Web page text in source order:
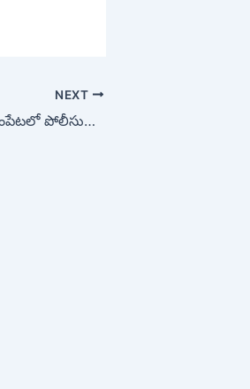
NEXT
అన్నమయ్య జిల్లా: పుల్లంపేటలో పోలీసుల దాస్టీకం..